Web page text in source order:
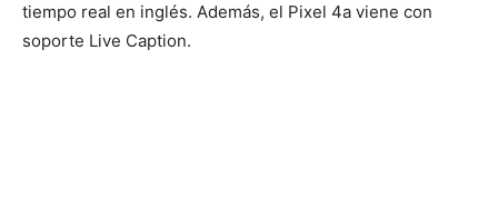
tiempo real en inglés. Además, el Pixel 4a viene con
soporte Live Caption.